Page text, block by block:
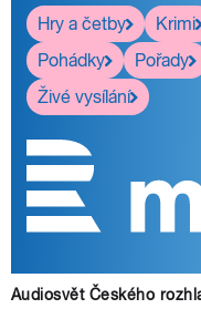
Hry a četby
Krimi
Pohádky
Pořady
Živé vysílání
Audiosvět Českého